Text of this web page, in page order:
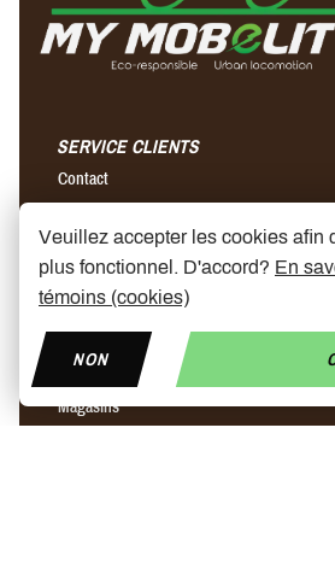
SERVICE CLIENTS
Contact
Questions fréquemment posées
Conditions générales de vente
Envois & retours
A PROPOS DE NOUS
Notre histoire
Magasins
Veuillez accepter les cookies afin
plus fonctionnel. D'accord? En
témoins (cookies)
NON